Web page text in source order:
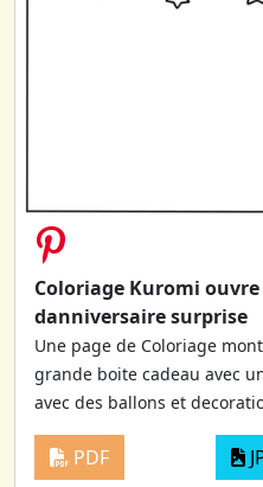
Coloriage Kuromi
danniversaire surprise
Une page de Coloriage
grande boite cadeau avec
avec des ballons et
PDF